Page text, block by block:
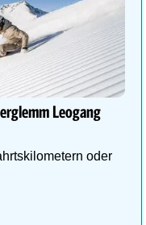
Leogang
oder